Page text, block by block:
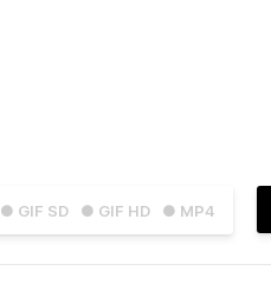
● GIF SD ● GIF HD ● MP4